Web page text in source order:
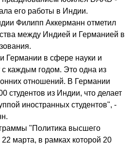
его работы в Индии.
Филипп Аккерманн отметил
между Индией и Германией в
Германии в сфере науки и
с каждым годом. Это одна из
отношений. В Германии
студентов из Индии, что делает
иностранных студентов", -
"Политика высшего
марта, в рамках которой 20